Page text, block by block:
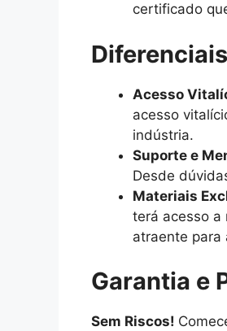
certificado
Acesso
acesso
indústria.
Suporte e
Desde
Materiais
terá acesso a
atraente para
Garantia e
Sem Riscos!